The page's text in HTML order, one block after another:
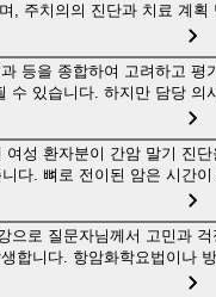
, 주치의의 진단과 치료 계
등을 종합하여 고려하고
수 있습니다. 하지만 담당
여성 환자분이 간암 말기 진
다. 뼈로 전이된 암은 시간
으로 질문자님께서 고민과
합니다. 항암화학요법이나